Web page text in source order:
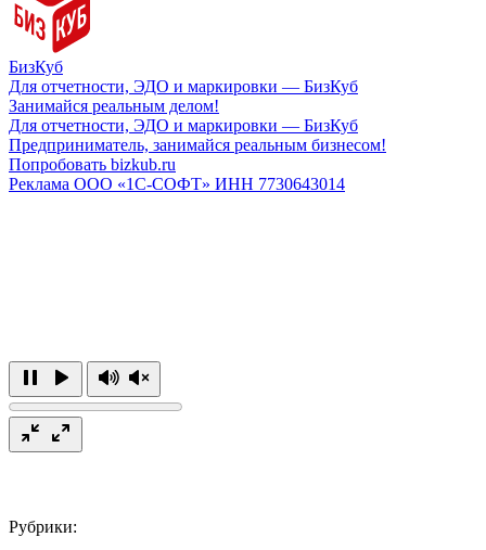
БизКуб
Для отчетности, ЭДО и маркировки — БизКуб
Занимайся реальным делом!
Для отчетности, ЭДО и маркировки — БизКуб
Предприниматель, занимайся реальным бизнесом!
Попробовать bizkub.ru
Реклама ООО «1С-СОФТ» ИНН 7730643014
Рубрики: